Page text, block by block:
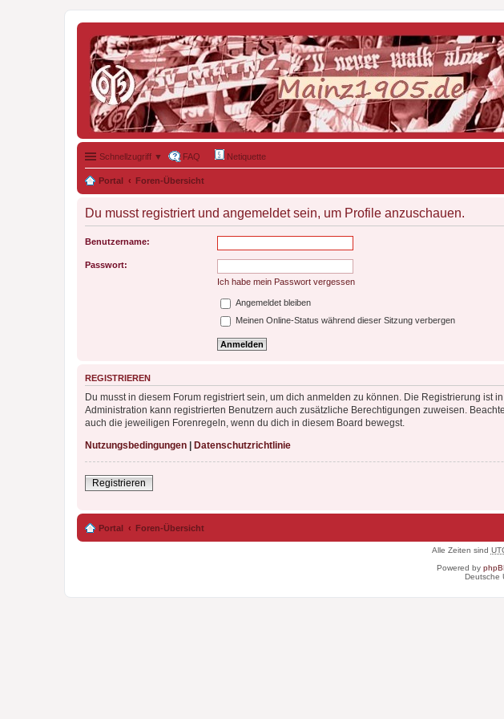
Schnellzugriff ▼ FAQ Netiquette
Portal Foren-Übersicht
Du musst registriert und angemeldet sein, um Profile anzuschauen.
Benutzername:
Passwort:
Ich habe mein Passwort vergessen
Angemeldet bleiben
Meinen Online-Status während dieser Sitzung verbergen
REGISTRIEREN
Du musst in diesem Forum registriert sein, um dich anmelden zu können. Die Registrierung
Administration kann registrierten Benutzern auch zusätzliche Berechtigungen zuweisen.
auch die jeweiligen Forenregeln, wenn du dich in diesem Board bewegst.
Nutzungsbedingungen | Datenschutzrichtlinie
Registrieren
Portal Foren-Übersicht
Alle Zeiten sind
Powered by
Deutsche